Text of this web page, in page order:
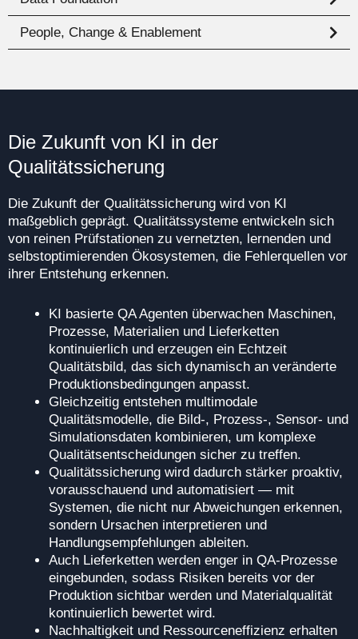
People, Change & Enablement
Die Zukunft von KI in der
Qualitätssicherung
Die Zukunft der Qualitätssicherung wird von KI
maßgeblich geprägt. Qualitätssysteme entwickeln sich
von reinen Prüfstationen zu vernetzten, lernenden und
selbstoptimierenden Ökosystemen, die Fehlerquellen vor
ihrer Entstehung erkennen.
KI basierte QA Agenten überwachen Maschinen,
Prozesse, Materialien und Lieferketten
kontinuierlich und erzeugen ein Echtzeit
Qualitätsbild, das sich dynamisch an veränderte
Produktionsbedingungen anpasst.
Gleichzeitig entstehen multimodale
Qualitätsmodelle, die Bild-, Prozess-, Sensor- und
Simulationsdaten kombinieren, um komplexe
Qualitätsentscheidungen sicher zu treffen.
Qualitätssicherung wird dadurch stärker proaktiv,
vorausschauend und automatisiert — mit
Systemen, die nicht nur Abweichungen erkennen,
sondern Ursachen interpretieren und
Handlungsempfehlungen ableiten.
Auch Lieferketten werden enger in QA-Prozesse
eingebunden, sodass Risiken bereits vor der
Produktion sichtbar werden und Materialqualität
kontinuierlich bewertet wird.
Nachhaltigkeit und Ressourceneffizienz erhalten